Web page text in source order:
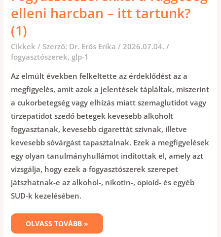
elleni harcban – itt tartunk?
(1)
Cikkek / Szerző: Dr. Erős Erika/2026.07.04./
fogyasztószerek, glp-1
Az elmúlt években felkeltette az érdeklődést az a
megfigyelés, amit azok a jelentések tápláltak, miszerint
a cukorbetegség vagy elhízás miatt szemaglutidot vagy
tirzepatidot szedő betegek kevesebb alkoholt
fogyasztanak, kevesebb cigarettát szívnak, illetve
kevesebb sóvárgást tapasztalnak. Ezek a megfigyelések
egy olyan tanulmányhullámot indítottak el, amely azt
vizsgálja, hogy ezek a fogyasztószerek szerepet
játszhatnak-e az alkohol-, nikotin-, opioid- és egyéb
SUD-k kezelésében.
OLVASS TOVÁBB »